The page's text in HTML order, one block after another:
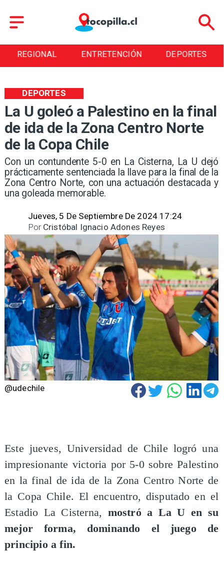
ENTRETENCIÓN DEPORTES
La U goleó a Palestino en la final
de ida de la Zona Centro Norte
de la Copa Chile
​Con un contundente 5-0 en La Cisterna, La U dejó
prácticamente sentenciada la llave para la final de la
Zona Centro Norte, con una actuación destacada y
una goleada memorable.
DEPORTES
Jueves, 5 De Septiembre De 2024 17:24
Cristóbal Ignacio Adones Reyes
Por
@udechile
Este jueves, Universidad de Chile logró una
impresionante victoria por 5-0 sobre Palestino
en la final de ida de la Zona Centro Norte de
la Copa Chile. El encuentro, disputado en el
Estadio La Cisterna, mostró a La U en su
mejor forma, dominando el juego de
principio a fin.